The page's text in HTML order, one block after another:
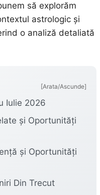
să explorăm
astrologic și
o analiză detaliată
[Arata/Ascunde]
Iulie 2026
și Oportunități
și Oportunități
Din Trecut